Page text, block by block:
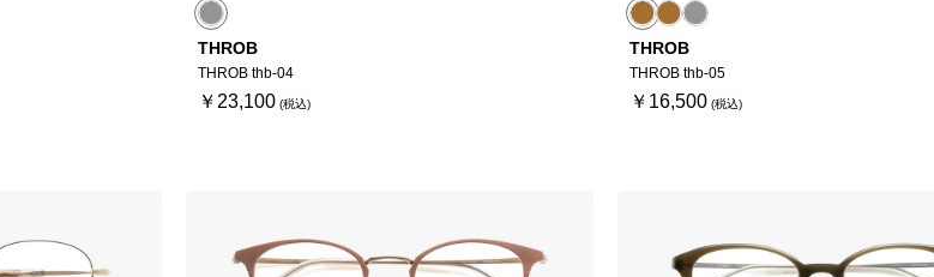
THROB
THROB thb-04
￥23,100
THROB
THROB thb-05
￥16,500